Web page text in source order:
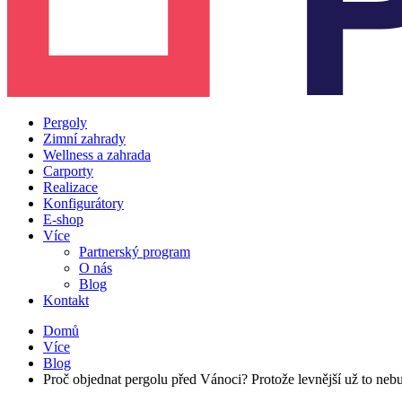
Pergoly
Zimní zahrady
Wellness a zahrada
Carporty
Realizace
Konfigurátory
E-shop
Více
Partnerský program
O nás
Blog
Kontakt
Domů
Více
Blog
Proč objednat pergolu před Vánoci? Protože levnější už to